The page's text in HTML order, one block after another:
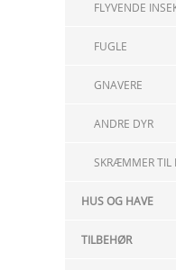
FLYVENDE
FUGLE
GNAVERE
ANDRE DYR
SKRÆMMER TIL
HUS OG HAVE
TILBEHØR